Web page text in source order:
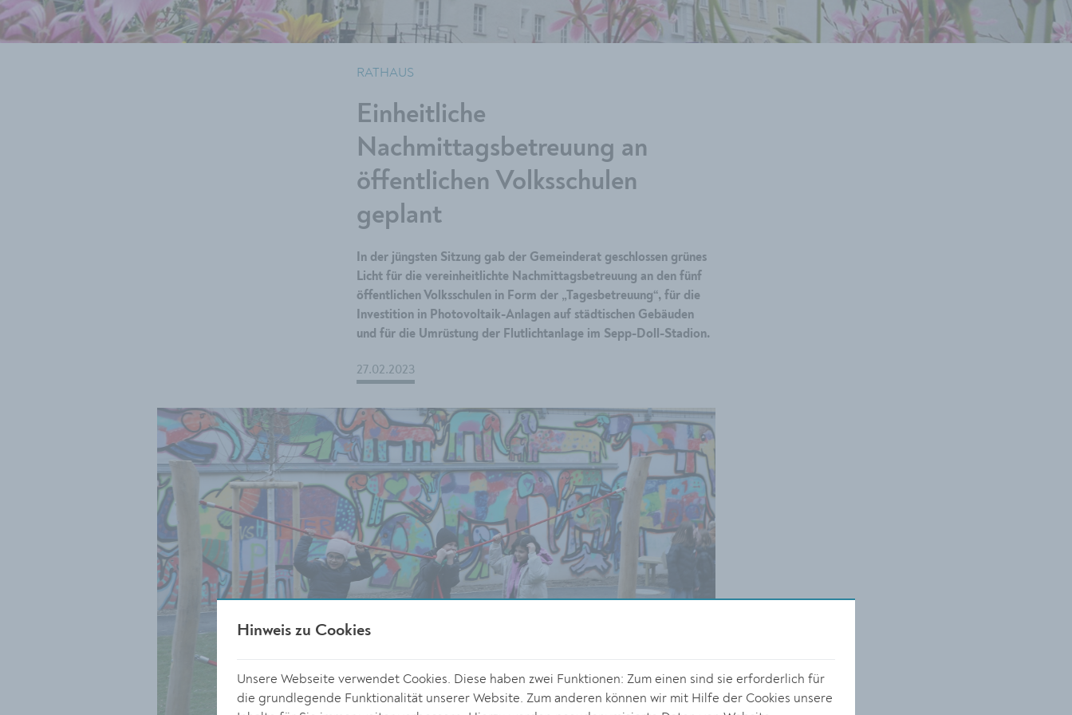
RATHAUS
Einheitliche
Nachmittagsbetreuung an
öffentlichen Volksschulen
geplant
In der jüngsten Sitzung gab der Gemeinderat geschlossen grünes
Licht für die vereinheitlichte Nachmittagsbetreuung an den fünf
öffentlichen Volksschulen in Form der „Tagesbetreuung“, für die
Investition in Photovoltaik-Anlagen auf städtischen Gebäuden
und für die Umrüstung der Flutlichtanlage im Sepp-Doll-Stadion.
27.02.2023
Hinweis zu Cookies
Unsere Webseite verwendet Cookies. Diese haben zwei Funktionen: Zum einen sind sie erforderlich für
die grundlegende Funktionalität unserer Website. Zum anderen können wir mit Hilfe der Cookies unsere